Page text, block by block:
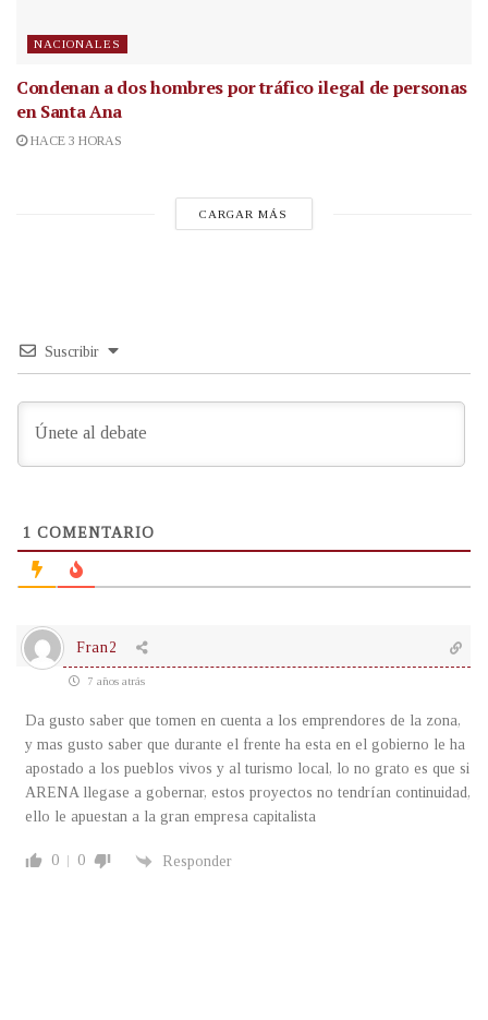
NACIONALES
Condenan a dos hombres por tráfico ilegal de personas
en Santa Ana
HACE 3 HORAS
CARGAR MÁS
Suscribir
1 COMENTARIO
Fran2
7 años atrás
Da gusto saber que tomen en cuenta a los emprendores de la zona,
y mas gusto saber que durante el frente ha esta en el gobierno le ha
apostado a los pueblos vivos y al turismo local, lo no grato es que si
ARENA llegase a gobernar, estos proyectos no tendrían continuidad,
ello le apuestan a la gran empresa capitalista
0 0 Responder